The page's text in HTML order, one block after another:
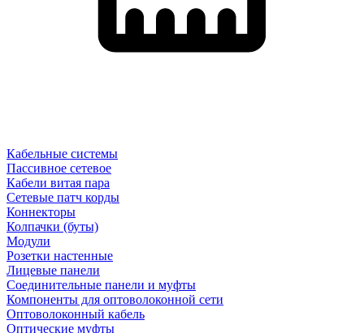
Кабельные системы
Пассивное сетевое
Кабели витая пара
Сетевые патч корды
Коннекторы
Колпачки (буты)
Модули
Розетки настенные
Лицевые панели
Соединительные панели и муфты
Компоненты для оптоволоконной сети
Оптоволоконный кабель
Оптические муфты